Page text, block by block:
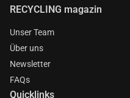
RECYCLING magazin
Unser Team
Über uns
Newsletter
FAQs
Quicklinks